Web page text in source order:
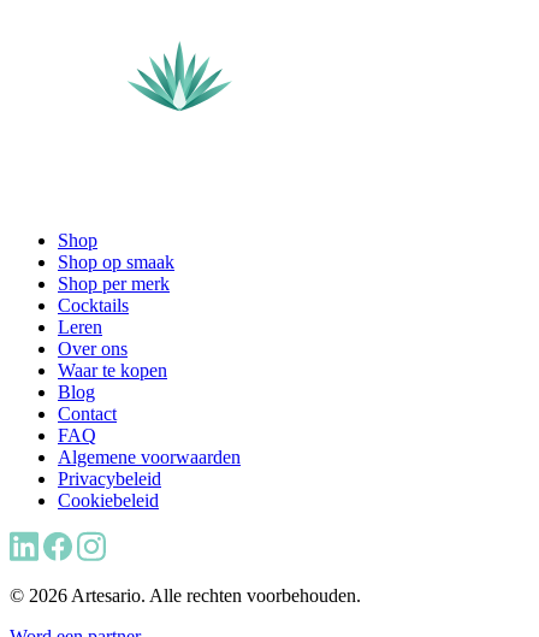
Shop
Shop op smaak
Shop per merk
Cocktails
Leren
Over ons
Waar te kopen
Blog
Contact
FAQ
Algemene voorwaarden
Privacybeleid
Cookiebeleid
© 2026 Artesario. Alle rechten voorbehouden.